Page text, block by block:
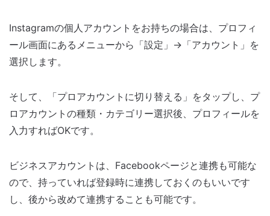
Instagramの個人アカウントをお持ちの場合は、プロフィ
ール画面にあるメニューから「設定」→「アカウント」を
選択します。
そして、「プロアカウントに切り替える」をタップし、プ
ロアカウントの種類・カテゴリー選択後、プロフィールを
入力すればOKです。
ビジネスアカウントは、Facebookページと連携も可能な
ので、持っていれば登録時に連携しておくのもいいです
し、後から改めて連携することも可能です。